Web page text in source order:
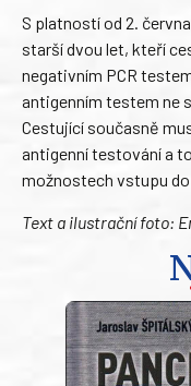
S platností od 2.
starší dvou let, kteří
negativním PCR
antigenním testem ne
Cestující současně
antigenní testování a
možnostech vstupu
Text a ilustrační foto: